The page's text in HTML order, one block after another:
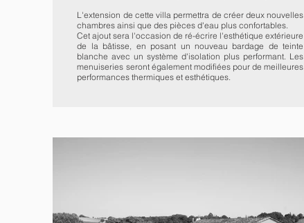
L'extension de cette villa permettra de créer deux nouvelles
chambres ainsi que des pièces d'eau plus confortables.
Cet ajout sera l'occasion de ré-écrire l'esthétique extérieure
de la bâtisse, en posant un nouveau bardage de teinte
blanche avec un système d'isolation plus performant. Les
menuiseries seront également modifiées pour de meilleures
performances thermiques et esthétiques.